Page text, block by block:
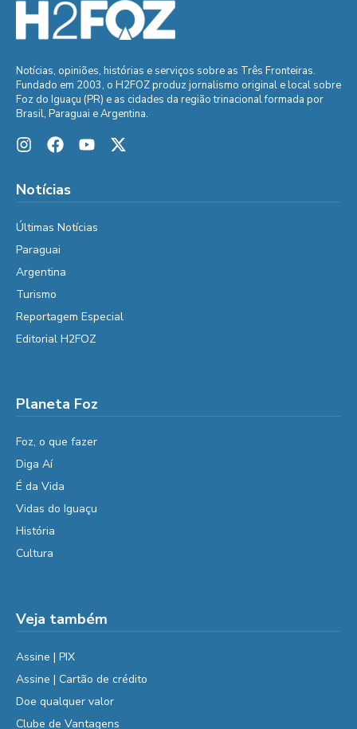
Notícias, opiniões, histórias e serviços sobre as Três Fronteiras.
Fundado em 2003, o H2FOZ produz jornalismo original e local sobre
Foz do Iguaçu (PR) e as cidades da região trinacional formada por
Brasil, Paraguai e Argentina.
Notícias
Últimas Notícias
Paraguai
Argentina
Turismo
Reportagem Especial
Editorial H2FOZ
Planeta Foz
Foz, o que fazer
Diga Aí
É da Vida
Vidas do Iguaçu
História
Cultura
Veja também
Assine | PIX
Assine | Cartão de crédito
Doe qualquer valor
Clube de Vantagens